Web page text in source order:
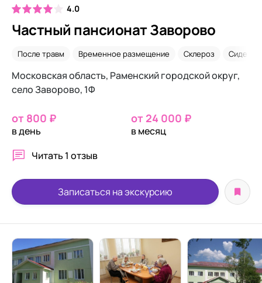
4.0
Частный пансионат Заворово
После травм Временное размещение Склероз Сиделки
Московская область, Раменский городской округ,
село Заворово, 1Ф
от 800 ₽
в день
от 24 000 ₽
в месяц
Читать 1 отзыв
Записаться на экскурсию